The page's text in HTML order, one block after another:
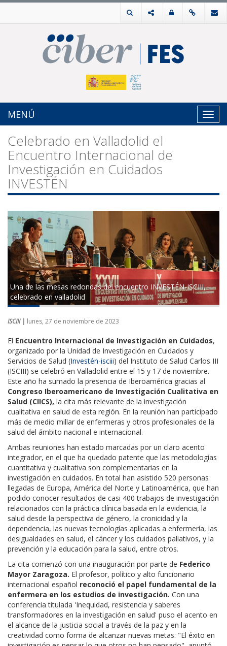
MENÚ
Celebrado en Valladolid el
Encuentro Internacional de
Investigación en Cuidados
INVESTÉN
Una de las mesas redondas del encuentro INVESTÉN-ISCIII,
celebrado en valladolid
ISCIII | lunes, 27 de noviembre de 2023
​​​​El Encuentro Internacional de Investigación en Cuidados,
organizado por la Unidad de Investigación en Cuidados y
Servicios de Salud (Investén-isciii) del Instituto de Salud Carlos III
(ISCIII) se celebró en Valladolid entre el 15 y 17 de noviembre.
Este año ha sumado la presencia de Iberoamérica gracias al
Congreso Iberoamericano de Investigación Cualitativa en
Salud (CIICS), la cita más relevante de la investigación
cualitativa en salud de esta región. En la reunión han participado
más de medio millar de enfermeras y otros profesionales de la
salud del ámbito nacional e internacional.
Ambas reuniones han estado marcadas por un claro acento
integrador, en el que ha quedado patente que las metodologías
cuantitativa y cualitativa son complementarias en la
investigación en cuidados. En total han asistido 520 personas
llegadas de Europa, América del Norte y Latinoamérica, que han
podido conocer resultados de casi 400 trabajos de investigación
relacionados con la práctica clínica basada en la evidencia, la
salud desde la perspectiva de género, la cronicidad y la
dependencia, las nuevas tecnologías aplicadas a enfermería, las
desigualdades en salud, el cáncer y los cuidados paliativos, y la
prevención y la educación para la salud, entre otros.
La cita comenzó con una inauguración por parte de Federico
Mayor Zaragoza. El profesor, político y alto funcionario
internacional español reconoció el papel fundamental de la
enfermera en los estudios de investigación. Con una
conferencia titulada 'Inequidad, resistencia y saberes
transformadores en la investigación en salud' puso el acento en
el alcance de la justicia social a través de la paz y en la
creatividad como forma de alcanzar nuevas metas: "El éxito en